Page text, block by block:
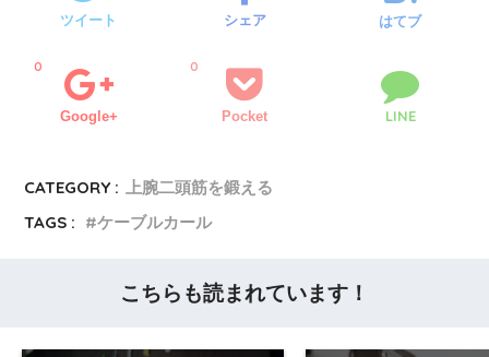
ツイート シェア はてブ
Google+
0
Pocket
0
LINE
CATEGORY : 上腕二頭筋を鍛える
TAGS :
ケーブルカール
こちらも読まれています！